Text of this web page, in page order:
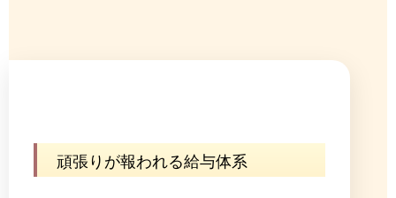
頑張りが報われる給与体系